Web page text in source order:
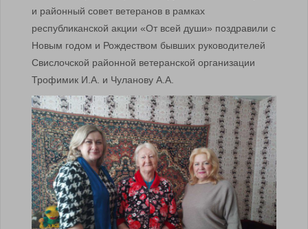
и районный совет ветеранов в рамках
республиканской акции «От всей души» поздравили с
Новым годом и Рождеством бывших руководителей
Свислочской районной ветеранской организации
Трофимик И.А. и Чуланову А.А.